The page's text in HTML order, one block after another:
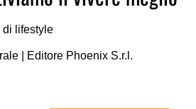
di lifestyle
| Editore Phoenix S.r.l.